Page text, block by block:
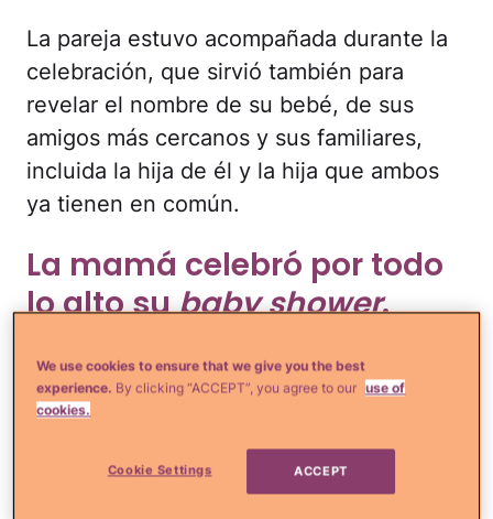
La pareja estuvo acompañada durante la
celebración, que sirvió también para
revelar el nombre de su bebé, de sus
amigos más cercanos y sus familiares,
incluida la hija de él y la hija que ambos
ya tienen en común.
La mamá celebró por todo
lo alto subaby shower.
We use cookies to ensure that we give you the best
experience. By clicking “ACCEPT”, you agree to our use of
cookies.
Cookie Settings ACCEPT